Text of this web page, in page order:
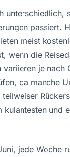
unterschiedlich,
passiert.
meist
wenn die
je nach
da manche
kulantesten und
jede Woche